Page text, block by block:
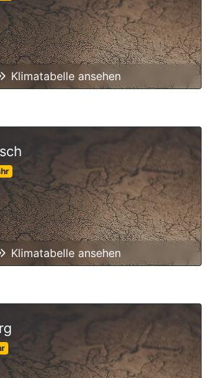
Klimatabelle ansehen
Klimatabelle ansehen